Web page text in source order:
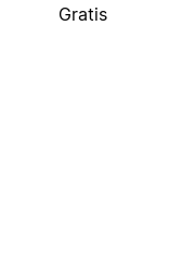
Gratis